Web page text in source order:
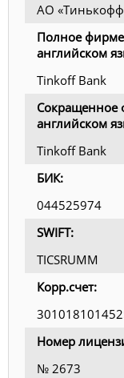
АО
Полное
английском
Tinkoff Bank
Сокращенное
английском
Tinkoff Bank
БИК:
044525974
SWIFT:
TICSRUMM
Корр.счет:
Номер
№ 2673